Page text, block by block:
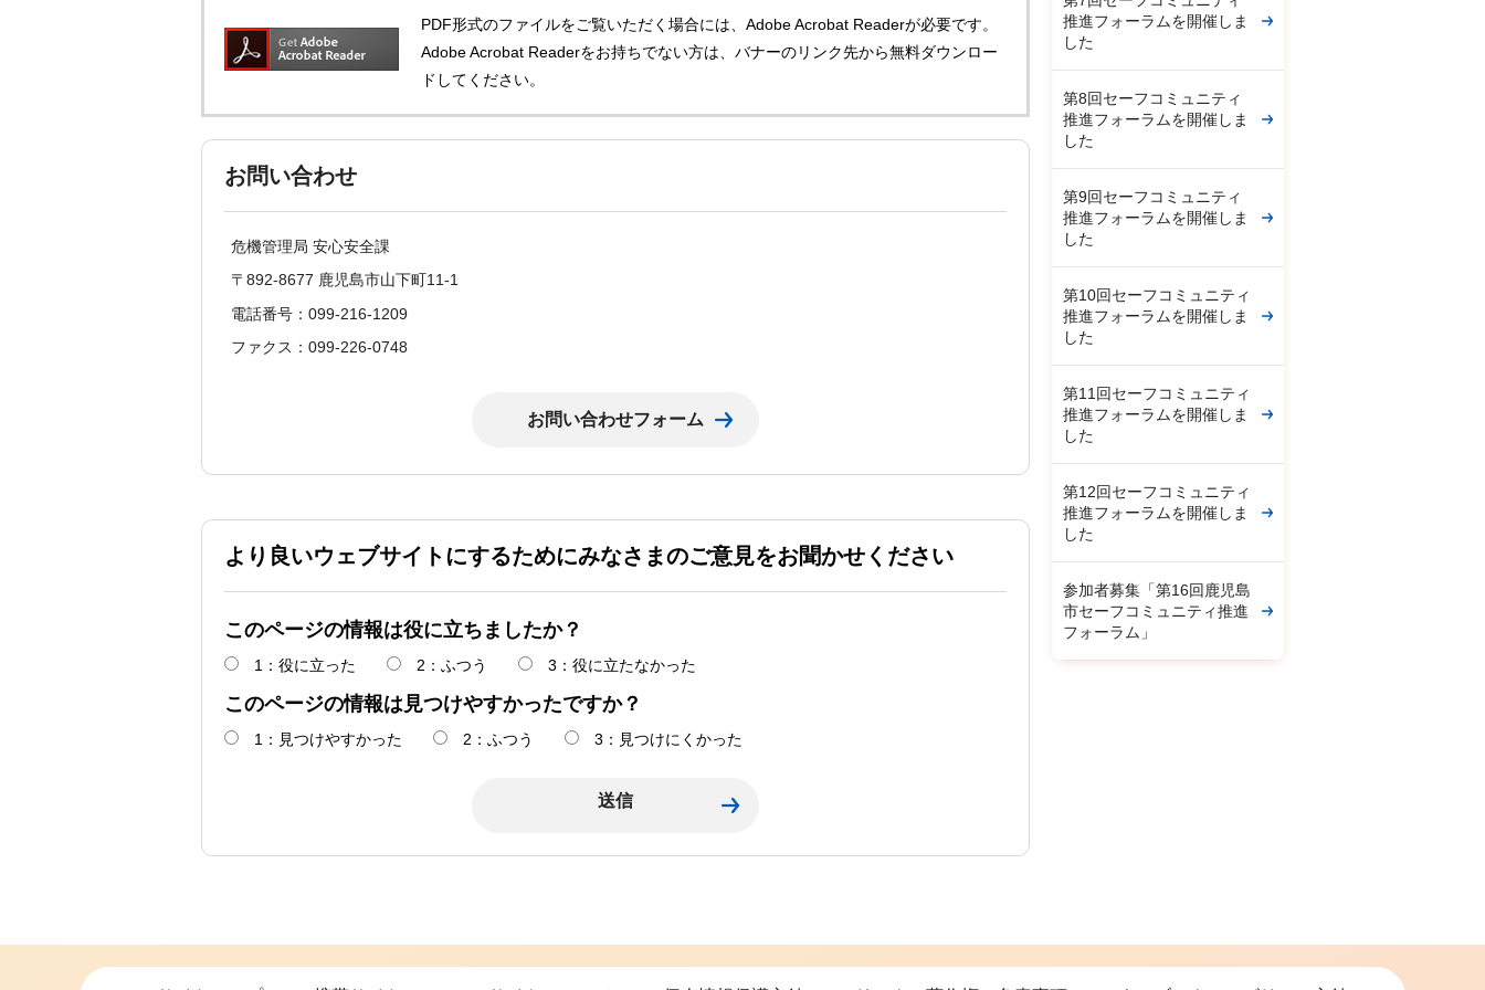
PDF形式のファイルをご覧いただく場合には、Adobe Acrobat Readerが必要です。
Adobe Acrobat Readerをお持ちでない方は、バナーのリンク先から無料ダウンロー
ドしてください。
お問い合わせ
危機管理局 安心安全課
〒892-8677 鹿児島市山下町11-1
電話番号：099-216-1209
ファクス：099-226-0748
より良いウェブサイトにするためにみなさまのご意見をお聞かせください
このページの情報は役に立ちましたか？
1：役に立った 2：ふつう 3：役に立たなかった
このページの情報は見つけやすかったですか？
1：見つけやすかった 2：ふつう 3：見つけにくかった
推進フォーラムを開催しま
した
第8回セーフコミュニティ
推進フォーラムを開催しま
した
第9回セーフコミュニティ
推進フォーラムを開催しま
した
第10回セーフコミュニティ
推進フォーラムを開催しま
した
第11回セーフコミュニティ
推進フォーラムを開催しま
した
第12回セーフコミュニティ
推進フォーラムを開催しま
した
参加者募集「第16回鹿児島
市セーフコミュニティ推進
フォーラム」